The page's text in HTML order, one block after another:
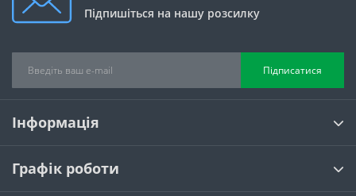
Підпишіться на нашу розсилку
Підписатися
Інформація
Графік роботи